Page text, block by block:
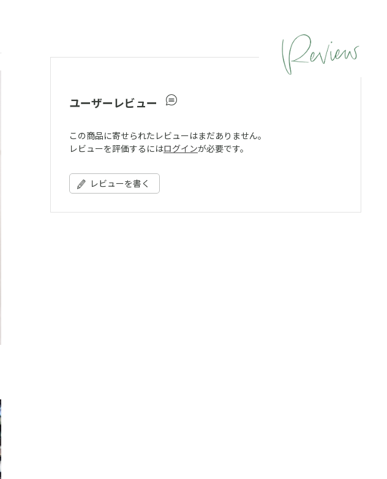
ユーザーレビュー
この商品に寄せられたレビューはまだありません。
レビューを評価するにはログインが必要です。
レビューを書く